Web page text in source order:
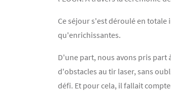
Ce séjour s'est déroulé en
qu'enrichissantes.
D'une part, nous avons pris part
d'obstacles au tir laser, sans
défi. Et pour cela, il fallait